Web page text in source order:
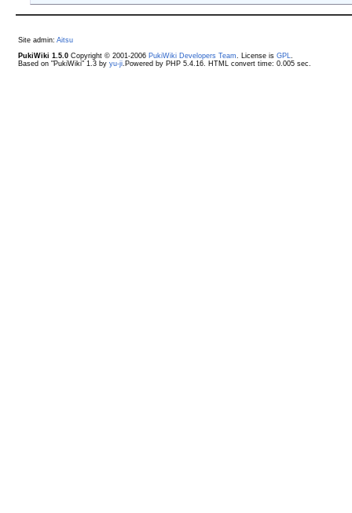
Site admin: Aitsu
PukiWiki 1.5.0Copyright © 2001-2006 PukiWiki Developers Team . License is GPL
Based on "PukiWiki" 1.3 by yu-ji.Powered by PHP 5.4.16. HTML convert time: 0.005 sec.